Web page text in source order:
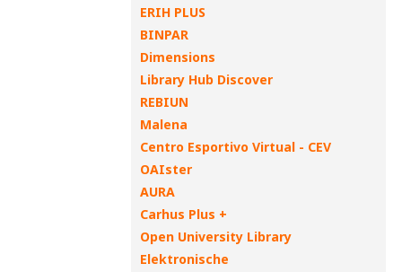
ERIH PLUS
BINPAR
Dimensions
Library Hub Discover
REBIUN
Malena
Centro Esportivo Virtual - CEV
OAIster
AURA
Carhus Plus +
Open University Library
Elektronische